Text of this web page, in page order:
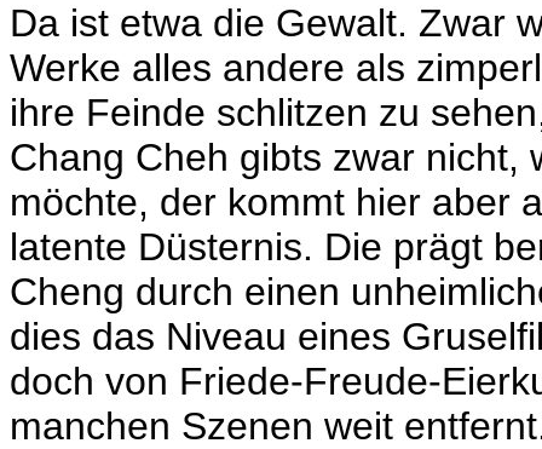
Da ist etwa die Gewalt. Zwar
Werke alles andere als
ihre Feinde schlitzen zu
Chang Cheh gibts zwar nicht,
möchte, der kommt hier aber
latente Düsternis. Die prägt
Cheng durch einen
dies das Niveau eines
doch von Friede-Freude-
manchen Szenen weit